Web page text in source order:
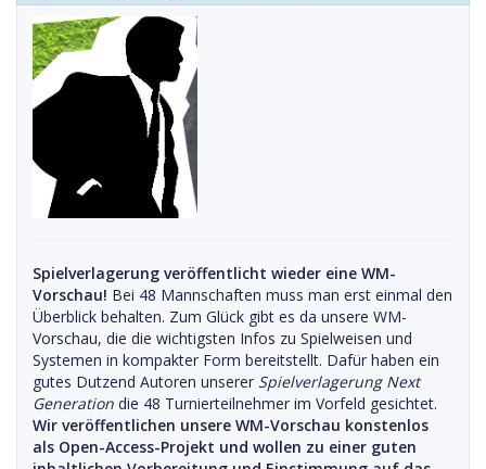
Spielverlagerung veröffentlicht wieder eine WM-
Vorschau! Bei 48 Mannschaften muss man erst einmal den
Überblick behalten. Zum Glück gibt es da unsere WM-
Vorschau, die die wichtigsten Infos zu Spielweisen und
Systemen in kompakter Form bereitstellt. Dafür haben ein
gutes Dutzend Autoren unserer Spielverlagerung Next
Generation die 48 Turnierteilnehmer im Vorfeld gesichtet.
Wir veröffentlichen unsere WM-Vorschau konstenlos
als Open-Access-Projekt und wollen zu einer guten